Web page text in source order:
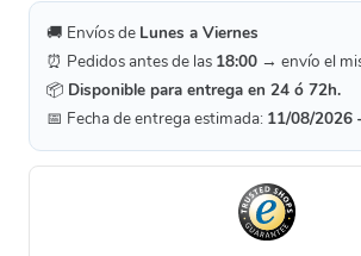
🚚 Envíos de Lunes a Viernes
⏰ Pedidos antes de las 18:00 → envío el
📦 Disponible para entrega en 24 ó 72h.
📅 Fecha de entrega estimada: 11/08/2026